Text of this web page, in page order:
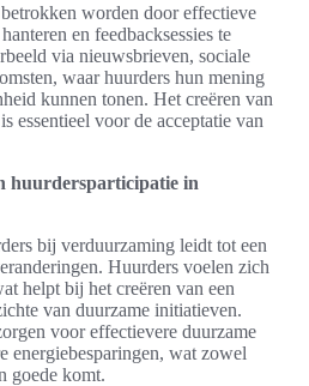
worden door effectieve
en feedbacksessies te
via nieuwsbrieven, sociale
waar huurders hun mening
kunnen tonen. Het creëren van
essentieel voor de acceptatie van
huurdersparticipatie in
bij verduurzaming leidt tot een
Huurders voelen zich
helpt bij het creëren van een
van duurzame initiatieven.
voor effectievere duurzame
energiebesparingen, wat zowel
goede komt.